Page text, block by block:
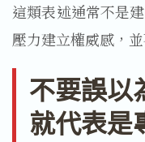
這類表述通常不是
壓力建立權威感，
不要誤以
就代表是